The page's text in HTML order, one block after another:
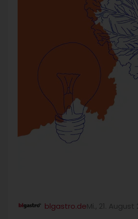
blgastro.deMi., 21. August